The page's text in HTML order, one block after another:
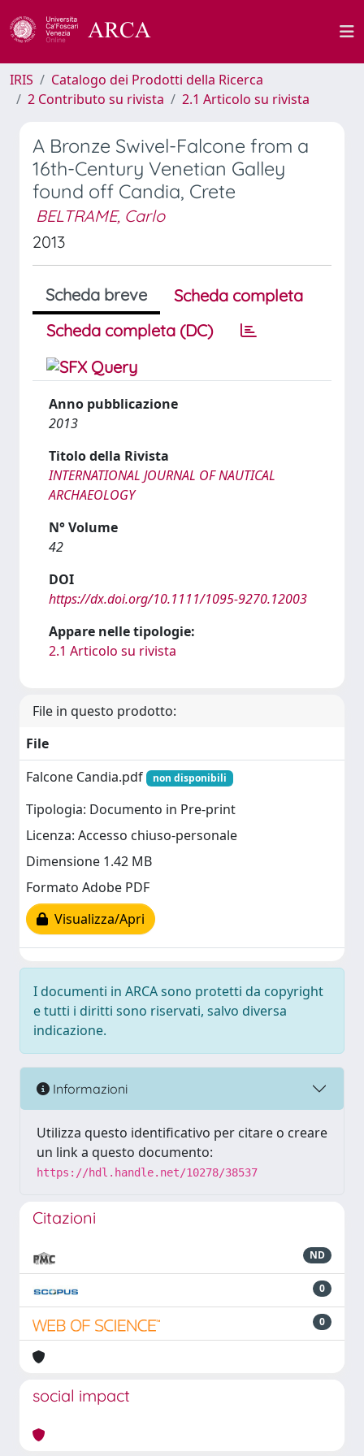
IRIS
Catalogo dei Prodotti della Ricerca
2 Contributo su rivista
2.1 Articolo su rivista
A Bronze Swivel-Falcone from a
16th-Century Venetian Galley
found off Candia, Crete
BELTRAME, Carlo
2013
Scheda breve
Scheda completa
Scheda completa (DC)
Anno pubblicazione
2013
Titolo della Rivista
INTERNATIONAL JOURNAL OF NAUTICAL
ARCHAEOLOGY
N° Volume
42
DOI
https://dx.doi.org/10.1111/1095-9270.12003
Appare nelle tipologie:
2.1 Articolo su rivista
File in questo prodotto:
File
Falcone Candia.pdf
non disponibili
Tipologia: Documento in Pre-print
Licenza: Accesso chiuso-personale
Dimensione 1.42 MB
Formato Adobe PDF
Visualizza/Apri
I documenti in ARCA sono protetti da copyright
e tutti i diritti sono riservati, salvo diversa
indicazione.
Informazioni
Utilizza questo identificativo per citare o creare
un link a questo documento:
https://hdl.handle.net/10278/38537
Citazioni
ND
0
0
social impact